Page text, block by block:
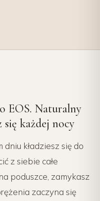
EOS. Naturalny
każdej nocy
dniu kładziesz się do
z siebie całe
poduszce, zamykasz
zaczyna się